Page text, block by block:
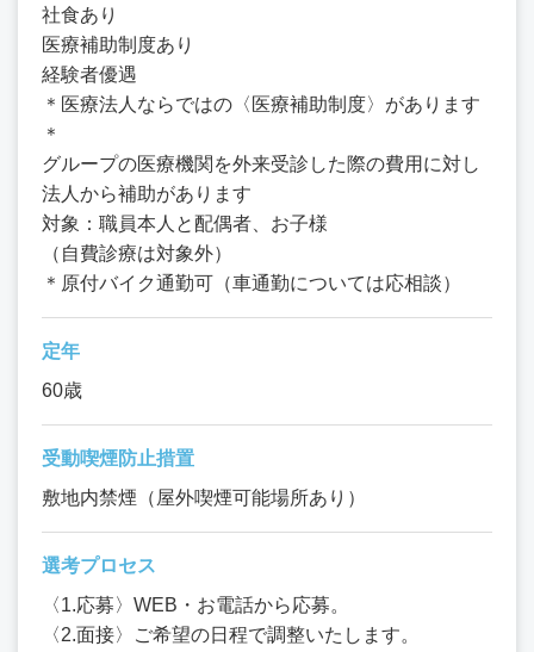
社食あり
医療補助制度あり
経験者優遇
＊医療法人ならではの〈医療補助制度〉があります
＊
グループの医療機関を外来受診した際の費用に対し
法人から補助があります
対象：職員本人と配偶者、お子様
（自費診療は対象外）
＊原付バイク通勤可（車通勤については応相談）
定年
60歳
受動喫煙防止措置
敷地内禁煙（屋外喫煙可能場所あり）
選考プロセス
〈1.応募〉WEB・お電話から応募。
〈2.面接〉ご希望の日程で調整いたします。